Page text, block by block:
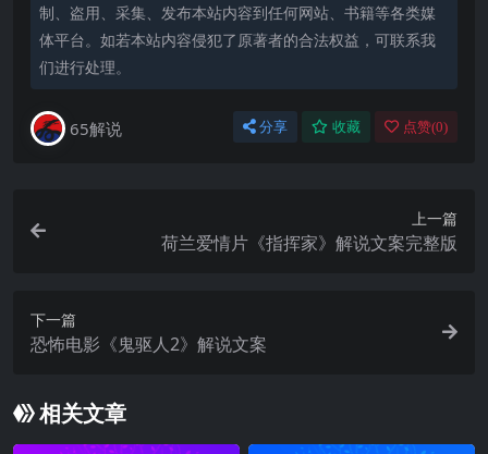
制、盗用、采集、发布本站内容到任何网站、书籍等各类媒
体平台。如若本站内容侵犯了原著者的合法权益，可联系我
们进行处理。
65解说 分享 收藏 点赞(0)
上一篇
荷兰爱情片《指挥家》解说文案完整版
下一篇
恐怖电影《鬼驱人2》解说文案
相关文章